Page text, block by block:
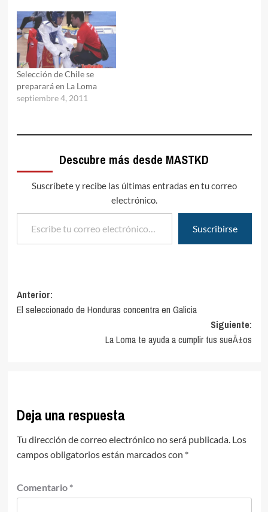
Selección de Chile se
preparará en La Loma
septiembre 4, 2011
Descubre más desde MASTKD
Suscríbete y recibe las últimas entradas en tu correo
electrónico.
Escribe tu correo electrónico…
Suscribirse
Navegación
de
Anterior:
El seleccionado de Honduras concentra en Galicia
Siguiente:
La Loma te ayuda a cumplir tus sueÃ±os
Deja una respuesta
Tu dirección de correo electrónico no será publicada. Los
campos obligatorios están marcados con *
Comentario *